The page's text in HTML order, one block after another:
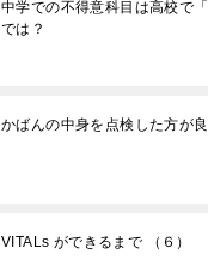
中学での不得意科目は高校で
では？
かばんの中身を点検した方が
VITALs ができるまで （６）